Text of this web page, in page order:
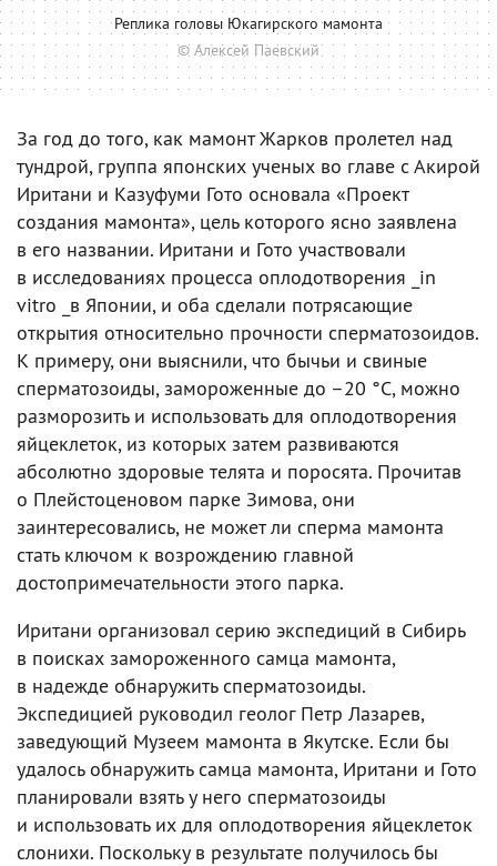
Реплика головы Юкагирского мамонта
© Алексей Паевский
За год до того, как мамонт Жарков пролетел над
тундрой, группа японских ученых во главе с Акирой
Иритани и Казуфуми Гото основала «Проект
создания мамонта», цель которого ясно заявлена
в его названии. Иритани и Гото участвовали
в исследованиях процесса оплодотворения _in
vitro _в Японии, и оба сделали потрясающие
открытия относительно прочности сперматозоидов.
К примеру, они выяснили, что бычьи и свиные
сперматозоиды, замороженные до –20 °C, можно
разморозить и использовать для оплодотворения
яйцеклеток, из которых затем развиваются
абсолютно здоровые телята и поросята. Прочитав
о Плейстоценовом парке Зимова, они
заинтересовались, не может ли сперма мамонта
стать ключом к возрождению главной
достопримечательности этого парка.
Иритани организовал серию экспедиций в Сибирь
в поисках замороженного самца мамонта,
в надежде обнаружить сперматозоиды.
Экспедицией руководил геолог Петр Лазарев,
заведующий Музеем мамонта в Якутске. Если бы
удалось обнаружить самца мамонта, Иритани и Гото
планировали взять у него сперматозоиды
и использовать их для оплодотворения яйцеклеток
слонихи. Поскольку в результате получилось бы